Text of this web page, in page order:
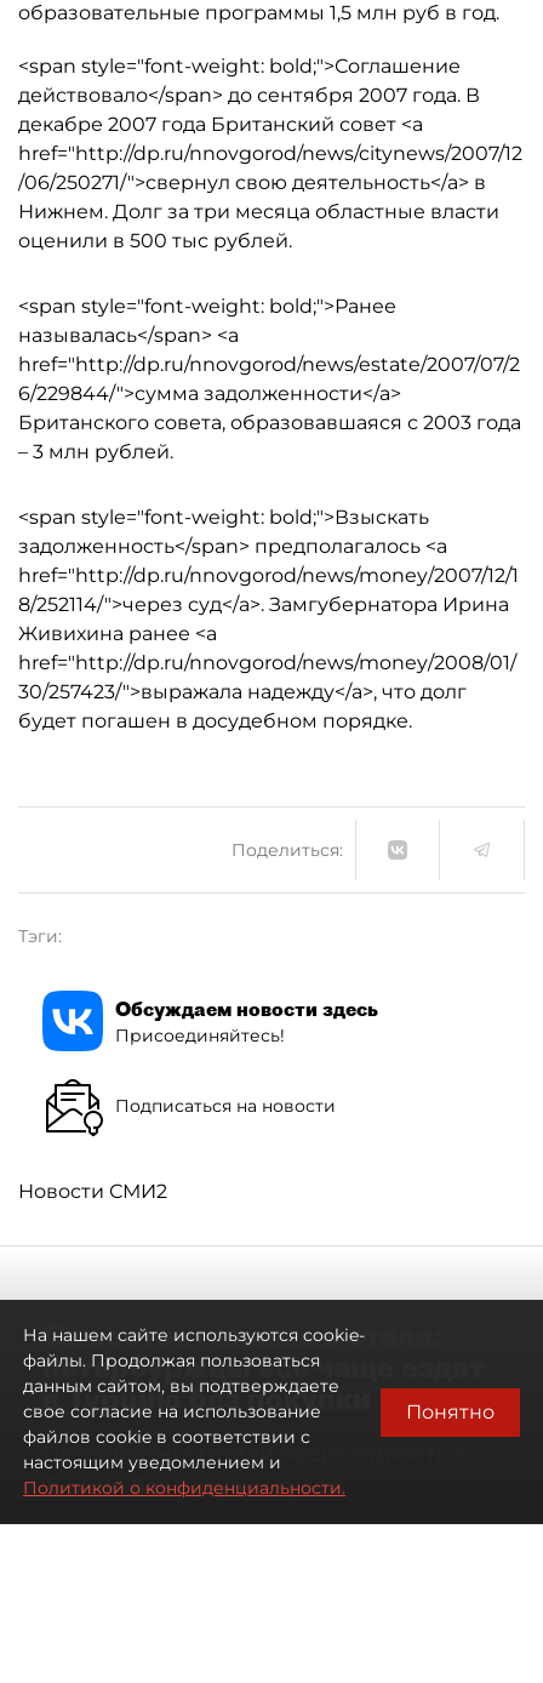
образовательные программы 1,5 млн руб в год.
<span style="font-weight: bold;">Соглашение
действовало</span> до сентября 2007 года. В
декабре 2007 года Британский совет <a
href="http://dp.ru/nnovgorod/news/citynews/2007/12
/06/250271/">свернул свою деятельность</a> в
Нижнем. Долг за три месяца областные власти
оценили в 500 тыс рублей.
<span style="font-weight: bold;">Ранее
называлась</span> <a
href="http://dp.ru/nnovgorod/news/estate/2007/07/2
6/229844/">сумма задолженности</a>
Британского совета, образовавшаяся с 2003 года
– 3 млн рублей.
<span style="font-weight: bold;">Взыскать
задолженность</span> предполагалось <a
href="http://dp.ru/nnovgorod/news/money/2007/12/1
8/252114/">через суд</a>. Замгубернатора Ирина
Живихина ранее <a
href="http://dp.ru/nnovgorod/news/money/2008/01/
30/257423/">выражала надежду</a>, что долг
будет погашен в досудебном порядке.
Поделиться:
Тэги:
Обсуждаем новости здесь
Присоединяйтесь!
Подписаться на новости
Новости СМИ2
Самостоятельными стали:
петербуржцы всё чаще ездят
в Турцию без покупки туров
Петербуржцы стали чаще отдыхать в
Турции без покупки туров
На нашем сайте используются cookie-
файлы. Продолжая пользоваться
данным сайтом, вы подтверждаете
свое согласие на использование
файлов cookie в соответствии с
настоящим уведомлением и
Политикой о конфиденциальности.
Понятно